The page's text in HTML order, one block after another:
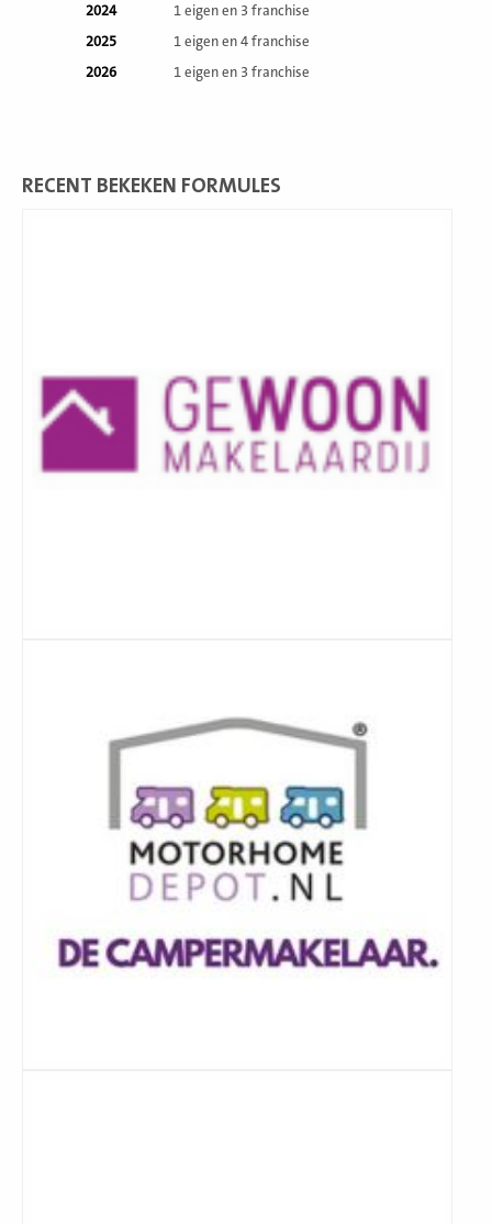
2024
1 eigen en 3 franchise
2025
1 eigen en 4 franchise
2026
1 eigen en 3 franchise
RECENT BEKEKEN FORMULES